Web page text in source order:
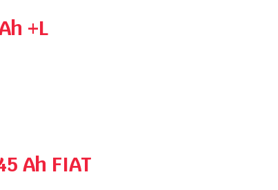
+L
Ah FIAT